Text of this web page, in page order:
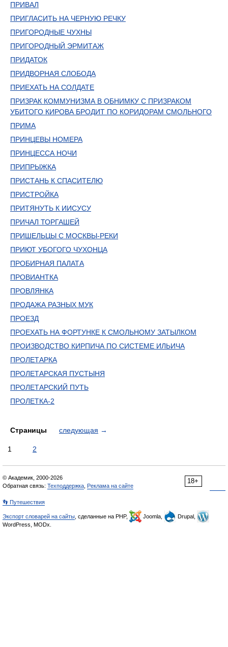
ПРИВАЛ
ПРИГЛАСИТЬ НА ЧЕРНУЮ РЕЧКУ
ПРИГОРОДНЫЕ ЧУХНЫ
ПРИГОРОДНЫЙ ЭРМИТАЖ
ПРИДАТОК
ПРИДВОРНАЯ СЛОБОДА
ПРИЕХАТЬ НА СОЛДАТЕ
ПРИЗРАК КОММУНИЗМА В ОБНИМКУ С ПРИЗРАКОМ
УБИТОГО КИРОВА БРОДИТ ПО КОРИДОРАМ СМОЛЬНОГО
ПРИМА
ПРИНЦЕВЫ НОМЕРА
ПРИНЦЕССА НОЧИ
ПРИПРЫЖКА
ПРИСТАНЬ К СПАСИТЕЛЮ
ПРИСТРОЙКА
ПРИТЯНУТЬ К ИИСУСУ
ПРИЧАЛ ТОРГАШЕЙ
ПРИШЕЛЬЦЫ С МОСКВЫ-РЕКИ
ПРИЮТ УБОГОГО ЧУХОНЦА
ПРОБИРНАЯ ПАЛАТА
ПРОВИАНТКА
ПРОВЛЯНКА
ПРОДАЖА РАЗНЫХ МУК
ПРОЕЗД
ПРОЕХАТЬ НА ФОРТУНКЕ К СМОЛЬНОМУ ЗАТЫЛКОМ
ПРОИЗВОДСТВО КИРПИЧА ПО СИСТЕМЕ ИЛЬИЧА
ПРОЛЕТАРКА
ПРОЛЕТАРСКАЯ ПУСТЫНЯ
ПРОЛЕТАРСКИЙ ПУТЬ
ПРОЛЕТКА-2
Страницы следующая →
1 2
18+
© Академик, 2000-2026
Обратная связь: Техподдержка Реклама на сайте
👣 Путешествия
Экспорт словарей на сайты , сделанные на PHP, Joomla,
Drupal,
WordPress, MODx.